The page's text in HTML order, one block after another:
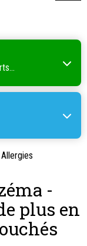
Allergies
-
plus en